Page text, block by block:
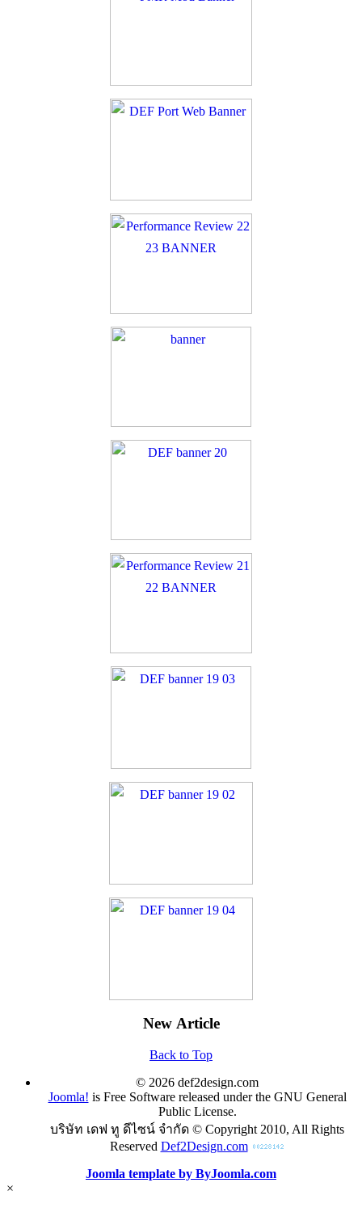
New Article
Back to Top
© 2026 def2design.com
Joomla! is Free Software released under the GNU General
Public License.
บริษัท เดฟ ทู ดีไซน์ จำกัด © Copyright 2010, All Rights
Reserved Def2Design.com
Joomla template by ByJoomla.com
×